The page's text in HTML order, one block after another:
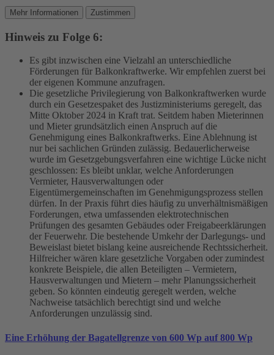
Mehr Informationen Zustimmen
Hinweis zu Folge 6:
Es gibt inzwischen eine Vielzahl an unterschiedliche
Förderungen für Balkonkraftwerke. Wir empfehlen zuerst bei
der eigenen Kommune anzufragen.
Die gesetzliche Privilegierung von Balkonkraftwerken wurde
durch ein Gesetzespaket des Justizministeriums geregelt, das
Mitte Oktober 2024 in Kraft trat. Seitdem haben Mieterinnen
und Mieter grundsätzlich einen Anspruch auf die
Genehmigung eines Balkonkraftwerks. Eine Ablehnung ist
nur bei sachlichen Gründen zulässig. Bedauerlicherweise
wurde im Gesetzgebungsverfahren eine wichtige Lücke nicht
geschlossen: Es bleibt unklar, welche Anforderungen
Vermieter, Hausverwaltungen oder
Eigentümergemeinschaften im Genehmigungsprozess stellen
dürfen. In der Praxis führt dies häufig zu unverhältnismäßigen
Forderungen, etwa umfassenden elektrotechnischen
Prüfungen des gesamten Gebäudes oder Freigabeerklärungen
der Feuerwehr. Die bestehende Umkehr der Darlegungs- und
Beweislast bietet bislang keine ausreichende Rechtssicherheit.
Hilfreicher wären klare gesetzliche Vorgaben oder zumindest
konkrete Beispiele, die allen Beteiligten – Vermietern,
Hausverwaltungen und Mietern – mehr Planungssicherheit
geben. So könnten eindeutig geregelt werden, welche
Nachweise tatsächlich berechtigt sind und welche
Anforderungen unzulässig sind.
Eine Erhöhung der Bagatellgrenze von 600 Wp auf 800 Wp